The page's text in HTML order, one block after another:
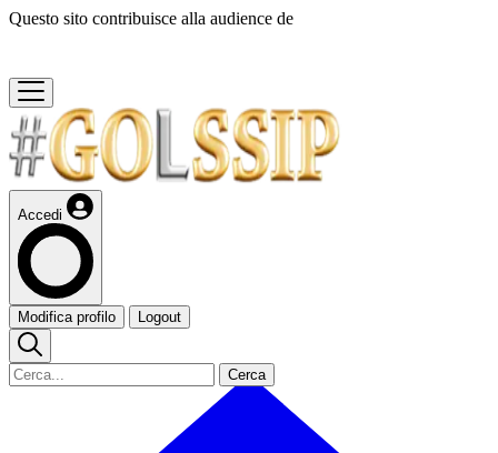
Questo sito contribuisce alla audience de
Accedi
Modifica profilo Logout
Cerca